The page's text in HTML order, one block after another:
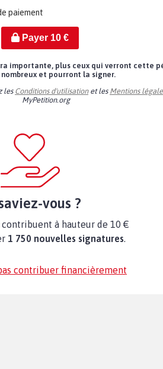
paiement
Payer 10€
importante, plus ceux qui verront cette
et pourront la signer.
les Conditions d'utilisationet les Mentions
MyPetition.org
vous ?
contribuent à hauteur de 10 €
1 750 nouvelles signatures.
contribuer financièrement